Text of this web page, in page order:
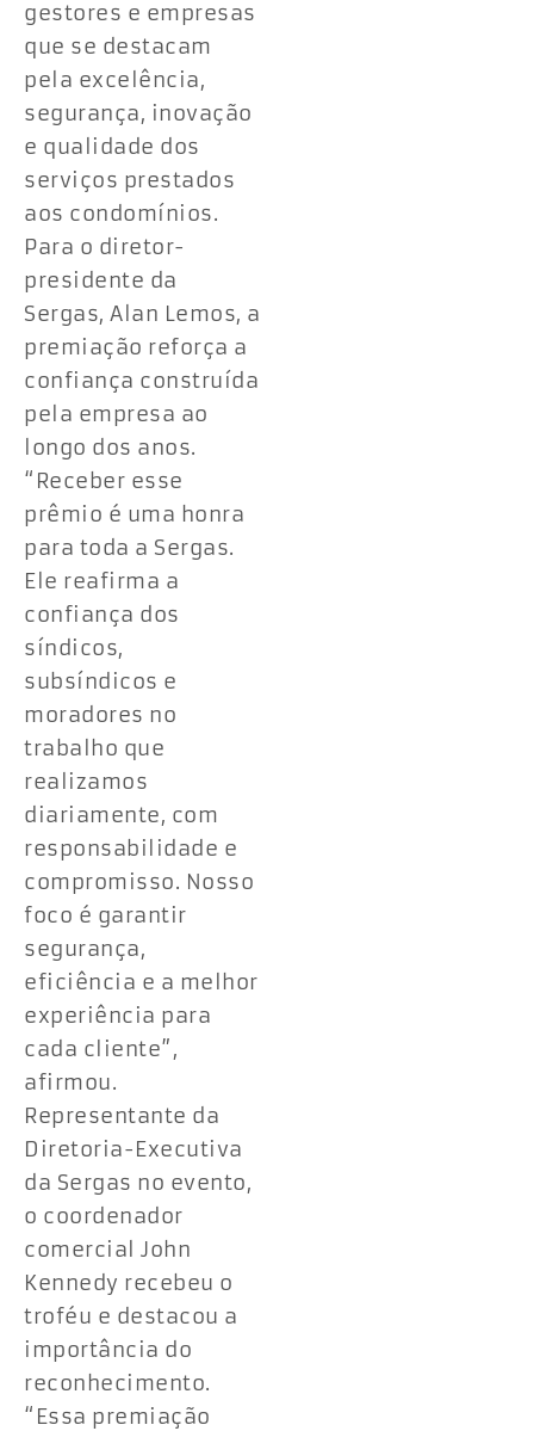
gestores e empresas
que se destacam
pela excelência,
segurança, inovação
e qualidade dos
serviços prestados
aos condomínios.
Para o diretor-
presidente da
Sergas, Alan Lemos, a
premiação reforça a
confiança construída
pela empresa ao
longo dos anos.
“Receber esse
prêmio é uma honra
para toda a Sergas.
Ele reafirma a
confiança dos
síndicos,
subsíndicos e
moradores no
trabalho que
realizamos
diariamente, com
responsabilidade e
compromisso. Nosso
foco é garantir
segurança,
eficiência e a melhor
experiência para
cada cliente”,
afirmou.
Representante da
Diretoria-Executiva
da Sergas no evento,
o coordenador
comercial John
Kennedy recebeu o
troféu e destacou a
importância do
reconhecimento.
“Essa premiação